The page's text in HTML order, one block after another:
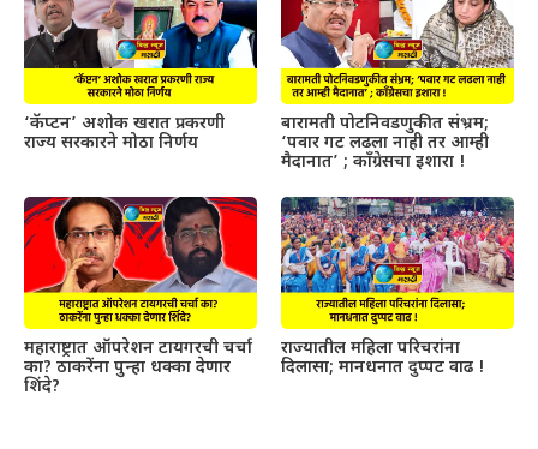
‘कॅप्टन’ अशोक खरात प्रकरणी
राज्य सरकारने मोठा निर्णय
बारामती पोटनिवडणुकीत संभ्रम;
‘पवार गट लढला नाही तर आम्ही
मैदानात’ ; काँग्रेसचा इशारा !
महाराष्ट्रात ऑपरेशन टायगरची चर्चा
का? ठाकरेंना पुन्हा धक्का देणार
शिंदे?
राज्यातील महिला परिचरांना
दिलासा; मानधनात दुप्पट वाढ !